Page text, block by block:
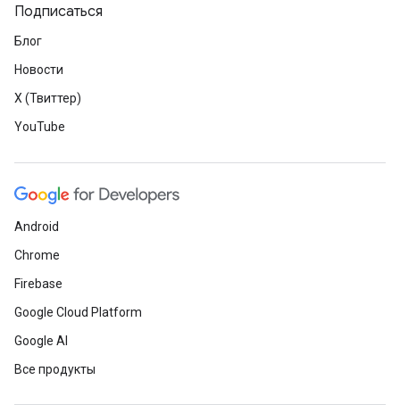
Подписаться
Блог
Новости
X (Твиттер)
YouTube
Android
Chrome
Firebase
Google Cloud Platform
Google AI
Все продукты